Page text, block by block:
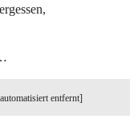
entfernt]